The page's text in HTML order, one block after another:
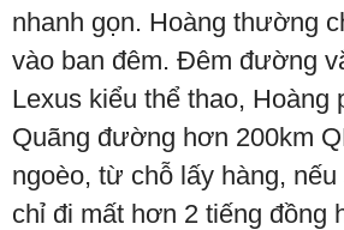
nhanh gọn. Hoàng thường
vào ban đêm. Đêm đường
Lexus kiểu thể thao, Hoàng
Quãng đường hơn 200km
ngoèo, từ chỗ lấy hàng,
chỉ đi mất hơn 2 tiếng đồng